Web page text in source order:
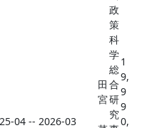
04 -- 2026-03
田
宮
政
策
科
学
総
合
研
究
1
9,
9
9
0,